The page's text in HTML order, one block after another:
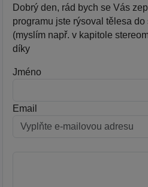
Dobrý den, rád bych se Vás
programu jste rýsoval tělesa
(myslím např. v kapitole
díky
Jméno
Email